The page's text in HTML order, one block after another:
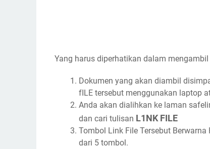
Yang harus diperhatikan dalam
Dokumen yang akan diambil
fILE tersebut menggunakan laptop
Anda akan dialihkan ke laman
dan cari tulisan L1NK FILE
Tombol Link File Tersebut
dari 5 tombol.